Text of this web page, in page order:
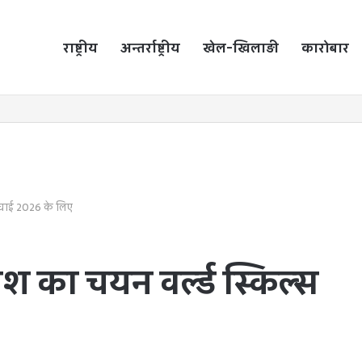
होम
राष्ट्रीय अन्तर्राष्ट्रीय खेल-खिलाड़ी कारोबार
2026 के लिए
का चयन वर्ल्ड स्किल्स